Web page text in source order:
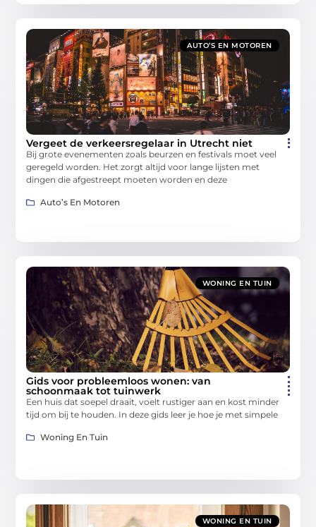
AUTO’S EN MOTOREN
Vergeet de verkeersregelaar in Utrecht niet
Bij grote evenementen zoals beurzen en festivals moet veel
geregeld worden. Het zorgt altijd voor lange lijsten met
dingen die afgestreept moeten worden en deze
Auto’s En Motoren
WONING EN TUIN
Gids voor probleemloos wonen: van
schoonmaak tot tuinwerk
Een huis dat soepel draait, voelt rustiger aan en kost minder
tijd om bij te houden. In deze gids leer je hoe je met simpele
Woning En Tuin
WONING EN TUIN